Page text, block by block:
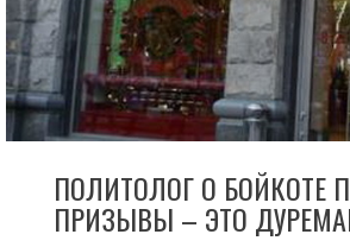
ПОЛИТОЛОГ О БОЙКОТЕ
ПРИЗЫВЫ – ЭТО